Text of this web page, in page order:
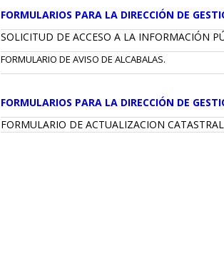
FORMULARIOS PARA LA DIRECCIÓN DE
SOLICITUD DE ACCESO A LA INFORMACIÓN
FORMULARIO DE AVISO DE ALCABALAS.
FORMULARIOS PARA LA DIRECCIÓN DE
FORMULARIO DE ACTUALIZACION